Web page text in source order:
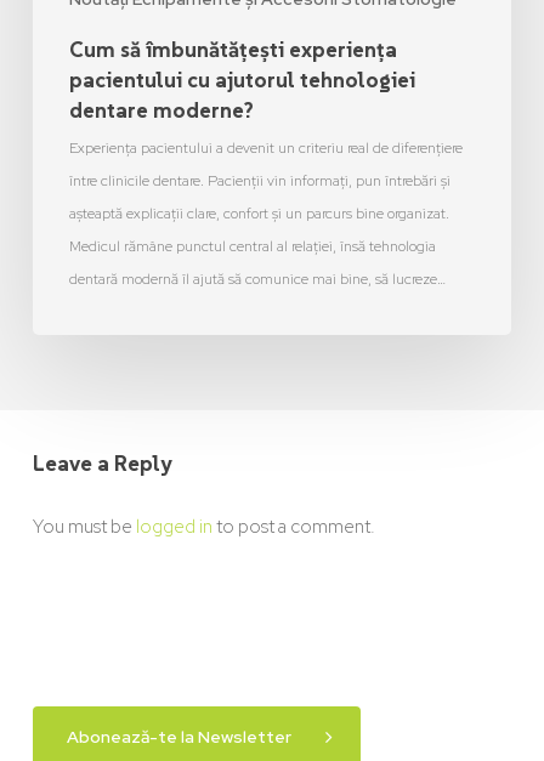
Cum să îmbunătățești experiența
pacientului cu ajutorul tehnologiei
dentare moderne?
Experiența pacientului a devenit un criteriu real de diferențiere
între clinicile dentare. Pacienții vin informați, pun întrebări și
așteaptă explicații clare, confort și un parcurs bine organizat.
Medicul rămâne punctul central al relației, însă tehnologia
dentară modernă îl ajută să comunice mai bine, să lucreze…
Leave a Reply
You must be logged in to post a comment.
Abonează-te la Newsletter